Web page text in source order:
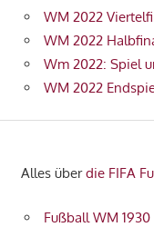
WM 2022
WM 2022
Wm 2022: Spiel
WM 2022
Alles überdie FIFA
Fußball WM